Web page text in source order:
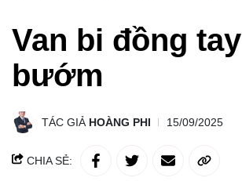
Van bi đồng tay
bướm
TÁC GIẢ HOÀNG PHI 15/09/2025
CHIA SẺ: